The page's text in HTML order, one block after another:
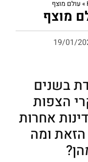
» עולם מוצף
מוצף
19/01/
בשנים
הצפות
אחרות
ומה